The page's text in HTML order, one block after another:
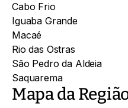
Cabo Frio
Iguaba Grande
Macaé
Rio das Ostras
São Pedro da Aldeia
Saquarema
Mapa da